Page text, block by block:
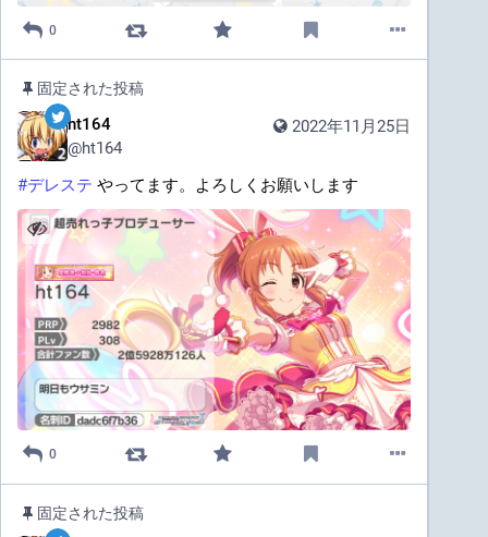
0
固定された投稿
2022年11月25日
ht164
@ht164
#デレステ やってます。よろしくお願いします
0
固定された投稿